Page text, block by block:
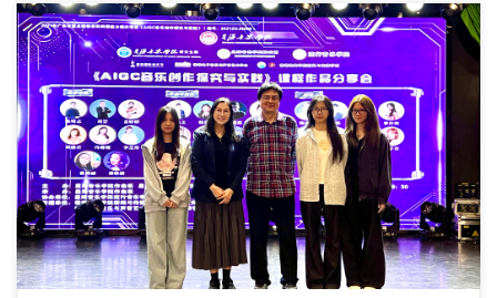
香港珠海学院新闻及传 […]